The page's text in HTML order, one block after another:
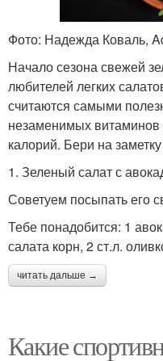
Фото: Надежда Коваль,
Начало сезона свежей
любителей легких
считаются самыми
незаменимых
калорий. Бери на
1. Зеленый салат с
Советуем посыпать его
Тебе понадобится: 1
салата корн, 2 ст.л.
читать дальше →
Какие